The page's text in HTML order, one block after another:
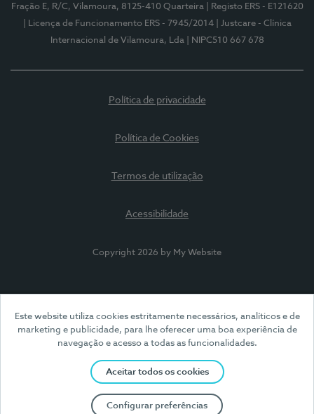
Este website utiliza cookies estritamente necessários, analíticos e de
marketing e publicidade, para lhe oferecer uma boa experiência de
navegação e acesso a todas as funcionalidades.
Aceitar todos os cookies
Configurar preferências
Fração E, R/C, Vilamoura, 8125-410 Quarteira
| Registo ERS - E121620
| Licença de Funcionamento ERS - 7945/2014
| Justcare - Clínica
Internacional de Vilamoura, Lda
| NIPC510 667 678
Política de privacidade
Política de Cookies
Termos de utilização
Acessibilidade
Copyright 2026 by My Website